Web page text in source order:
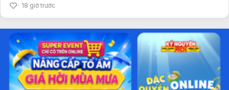
18 giờ trước